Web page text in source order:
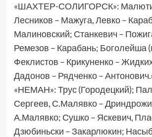
«ШАХТЕР-СОЛИГОРСК»:
Лесников – Мажуга, Левко –
Малиновский; Станкевич –
Ремезов – Карабань; Боголейша
Феклистов – Крикуненко –
Дадонов – Рядченко –
«НЕМАН»: Трус (Городецкий);
Сергеев, С.Малявко –
А.Малявко; Сушко – Яскевич,
Дзюбиньски – Закарлюкин;